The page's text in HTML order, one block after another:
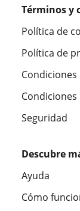
Términos y
Política de
Política de
Seguridad
Descubre
Ayuda
Cómo